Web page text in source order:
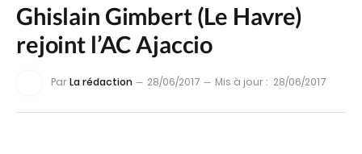
Ghislain Gimbert (Le Havre)
rejoint l’AC Ajaccio
ParLa rédaction 28/06/2017 Mis à jour : 28/06/2017